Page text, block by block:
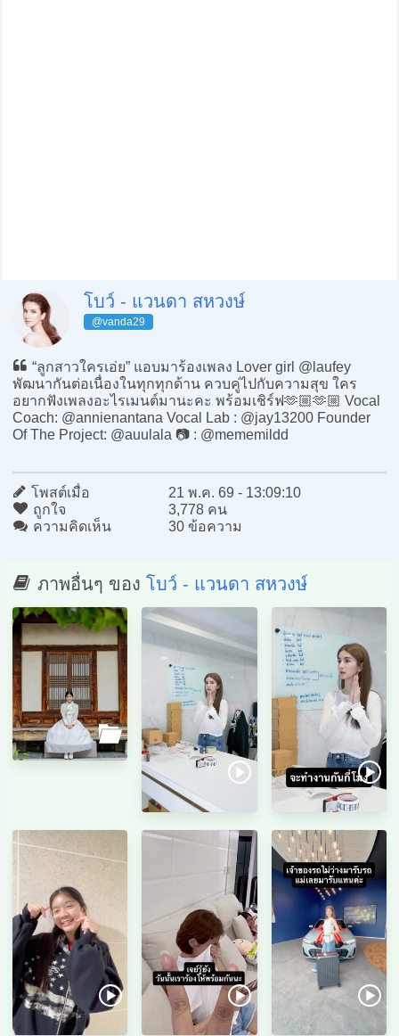
โบว์ - แวนดา สหวงษ์
@vanda29
“ลูกสาวใครเอ่ย” แอบมาร้องเพลง Lover girl @laufey
พัฒนากันต่อเนื่องในทุกทุกด้าน ควบคู่ไปกับความสุข ใคร
อยากฟังเพลงอะไรเมนต์มานะคะ พร้อมเชิร์ฟ🫶🏼🫶🏼 Vocal
Coach: @annienantana Vocal Lab : @jay13200 Founder
Of The Project: @auulala 📷 : @mememildd
โพสต์เมื่อ
21 พ.ค. 69 - 13:09:10
ถูกใจ
3,778 คน
ความคิดเห็น
30 ข้อความ
ภาพอื่นๆ ของ โบว์ - แวนดา สหวงษ์